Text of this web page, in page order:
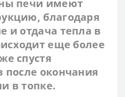
печи имеют
благодаря
и отдача тепла в
еще более
спустя
после окончания
в топке.